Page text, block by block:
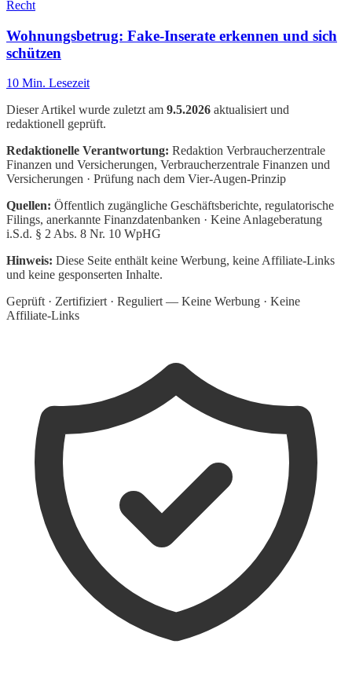
Recht
Wohnungsbetrug: Fake-Inserate erkennen und sich
schützen
10 Min. Lesezeit
Dieser Artikel wurde zuletzt am 9.5.2026 aktualisiert und
redaktionell geprüft.
Redaktionelle Verantwortung: Redaktion Verbraucherzentrale
Finanzen und Versicherungen, Verbraucherzentrale Finanzen und
Versicherungen · Prüfung nach dem Vier-Augen-Prinzip
Quellen: Öffentlich zugängliche Geschäftsberichte, regulatorische
Filings, anerkannte Finanzdatenbanken · Keine Anlageberatung
i.S.d. § 2 Abs. 8 Nr. 10 WpHG
Hinweis: Diese Seite enthält keine Werbung, keine Affiliate-Links
und keine gesponserten Inhalte.
Geprüft · Zertifiziert · Reguliert — Keine Werbung · Keine
Affiliate-Links